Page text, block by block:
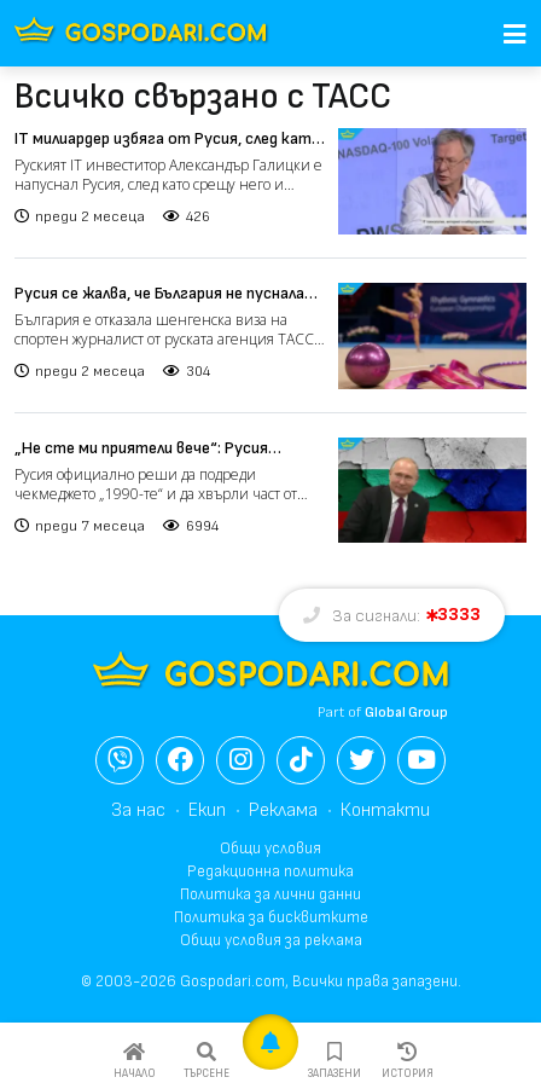
Всичко свързано с ТАСС
IT милиардер избяга от Русия, след като
се опитаха да конфискуват
имуществото му
Руският IT инвеститор Александър Галицки е
напуснал Русия, след като срещу него и
преди 2 месеца 426
Русия се жалва, че България не пуснала
журналисти за Европейското по
гимнастика във Варна
България е отказала шенгенска виза на
спортен журналист от руската агенция ТАСС,
преди 2 месеца 304
„Не сте ми приятели вече“: Русия
прекратява военни споразумения със
Запада, включително с България
Русия официално реши да подреди
чекмеджето „1990-те“ и да хвърли част от
преди 7 месеца 6994
НАЧАЛО ТЪРСЕНЕ ЗАПАЗЕНИ ИСТОРИЯ
За сигнали: 3333
Part ofGlobal Group
За нас Екип Реклама Контакти
Общи условия
Редакционна политика
Политика за лични данни
Политика за бисквитките
Общи условия за реклама
© 2003-2026 Gospodari.com, Всички права запазени.